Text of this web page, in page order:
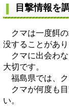
目撃情報を
クマは一度餌の
没することがあり
クマに出会わな
大切です。
福島県では、ク
クマが何度も目
い。